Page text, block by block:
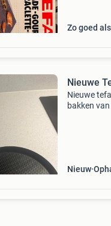
Zo goed
Nieuwe
Nieuwe
bakken
Nieuw